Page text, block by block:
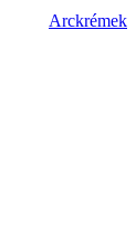
Arckrémek